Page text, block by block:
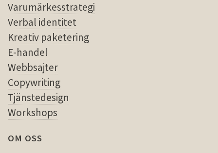
Varumärkesstrategi
Verbal identitet
Kreativ paketering
E-handel
Webbsajter
Copywriting
Tjänstedesign
Workshops
OM OSS